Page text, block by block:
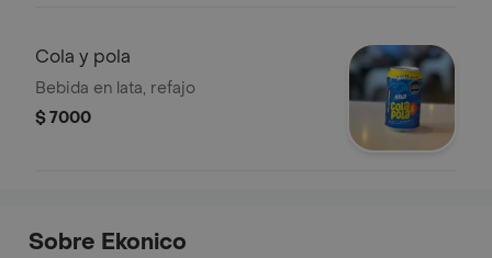
Cola y pola
Bebida en lata, refajo
$ 7000
Sobre Ekonico